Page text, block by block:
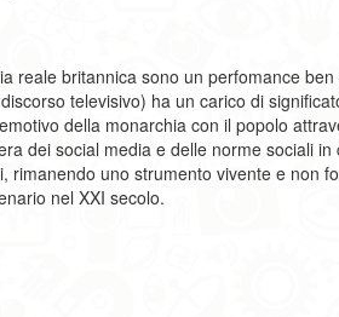
reale britannica sono un perfomance
televisivo) ha un carico di
della monarchia con il popolo
dei social media e delle norme sociali
rimanendo uno strumento vivente e non
nel XXI secolo.